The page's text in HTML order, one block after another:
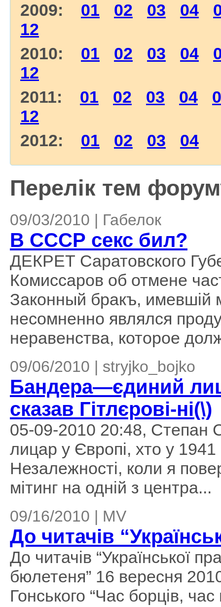
2009: 01 02 03 04
12
2010: 01 02 03 04
12
2011: 01 02 03 04
12
2012: 01 02 03 04
Перелік тем
09/03/2010 | Габелок
В СССР секс бил?
ДЕКРЕТ Саратовского
Комиссаров об отмене
Законный бракъ, имевшiй
несомненно являлся
неравенства, которое
09/06/2010 | stryjko_bojko
Бандера—єдиний
сказав Гітлєрові-ні(\)
05-09-2010 20:48,
лицар у Європі, хто у 1941
Незалежності, коли я
мітинг на одній з центра...
09/16/2010 | MV
До читачів
До читачів “Української
бюлетеня” 16 вересня
Гонського “Час борців,